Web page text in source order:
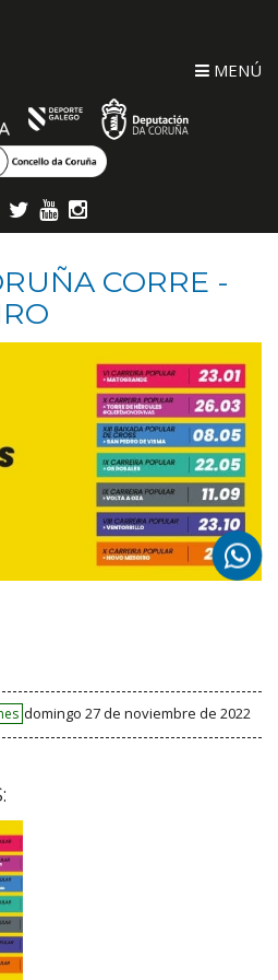
MENÚ
CORRE -
domingo 27 de noviembre de 2022